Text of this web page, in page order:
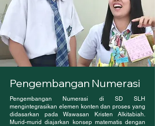
Pengembangan Numerasi
Pengembangan Numerasi di SD SLH
mengintegrasikan elemen konten dan proses yang
didasarkan pada Wawasan Kristen Alkitabiah.
Murid-murid diajarkan konsep matematis dengan